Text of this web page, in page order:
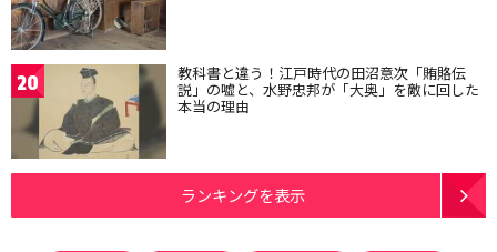
20 教科書と違う！江戸時代の田沼意次「賄賂伝
説」の嘘と、水野忠邦が「大奥」を敵に回した
本当の理由
ランキングを表示